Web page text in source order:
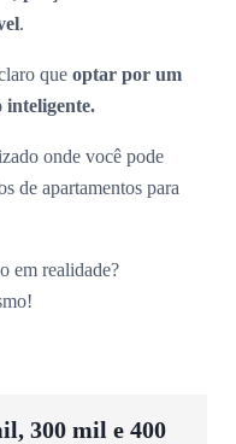
.
que optar por um
inteligente.
onde você pode
de apartamentos para
em realidade?
300 mil e 400